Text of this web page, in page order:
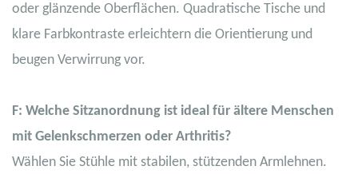
oder glänzende Oberflächen. Quadratische Tische und
klare Farbkontraste erleichtern die Orientierung und
beugen Verwirrung vor.
F: Welche Sitzanordnung ist ideal für ältere Menschen
mit Gelenkschmerzen oder Arthritis?
Wählen Sie Stühle mit stabilen, stützenden Armlehnen.